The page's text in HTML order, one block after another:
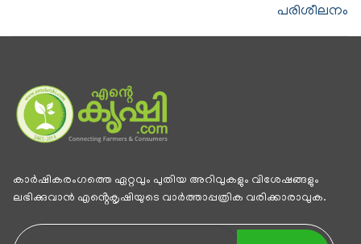
പരിശീലനം
കാര്‍ഷികരംഗത്തെ ഏറ്റവും പുതിയ അറിവുകളും വിശേഷങ്ങളും
ലഭിക്കുവാന്‍ എൻ്റെകൃഷിയുടെ വാര്‍ത്താപ്പത്രിക വരിക്കാരാവുക.